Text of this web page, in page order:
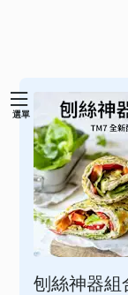
跳選單
刨絲神器組